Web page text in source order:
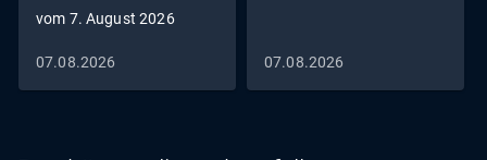
vom 7. August 2026
07.08.2026 07.08.2026